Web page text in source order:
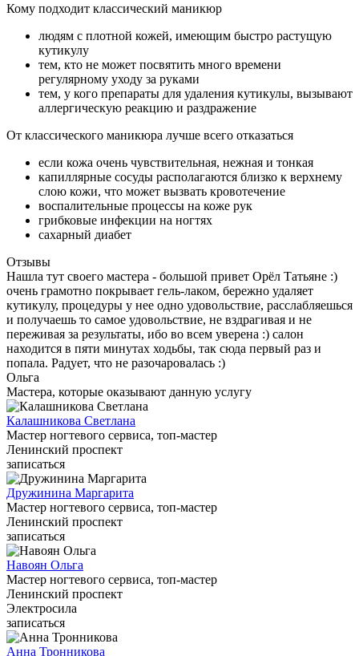
Кому подходит классический маникюр
людям с плотной кожей, имеющим быстро растущую
кутикулу
тем, кто не может посвятить много времени
регулярному уходу за руками
тем, у кого препараты для удаления кутикулы, вызывают
аллергическую реакцию и раздражение
От классического маникюра лучше всего отказаться
если кожа очень чувствительная, нежная и тонкая
капиллярные сосуды располагаются близко к верхнему
слою кожи, что может вызвать кровотечение
воспалительные процессы на коже рук
грибковые инфекции на ногтях
сахарный диабет
Отзывы
Нашла тут своего мастера - большой привет Орёл Татьяне :)
очень грамотно покрывает гель-лаком, бережно удаляет
кутикулу, процедуры у нее одно удовольствие, расслабляешься
и получаешь то самое удовольствие, не вздрагивая и не
переживая за результаты, ибо во всем уверена :) салон
находится в пяти минутах ходьбы, так сюда первый раз и
попала. Радует, что не разочаровалась :)
Ольга
Мастера, которые оказывают данную услугу
Калашникова Светлана
Мастер ногтевого сервиса, топ-мастер
Ленинский проспект
записаться
Дружинина Маргарита
Мастер ногтевого сервиса, топ-мастер
Ленинский проспект
записаться
Навоян Ольга
Мастер ногтевого сервиса, топ-мастер
Ленинский проспект
Электросила
записаться
Анна Тронникова